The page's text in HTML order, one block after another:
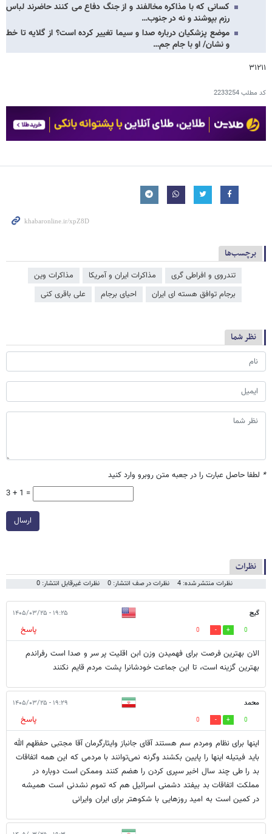
کسانی که با مذاکره مخالفند و از جنگ دفاع می کنند حاضرند لباس
رزم بپوشند و نه در جنوب…
موضع پزشکیان درباره صدا و سیما تغییر کرده است؟ از گلایه تا خط
و نشان/ او با جام جم…
۳۱۲۱۱
کد مطلب2233254
برچسب‌ها
تندروی و افراطی گری مذاکرات ایران و آمریکا
مذاکرات وین
برجام توافق هسته ای ایران
احیای برجام علی باقری کنی
نظر شما
* لطفا حاصل عبارت را در جعبه متن روبرو وارد کنید
3 + 1 =
ارسال
نظرات
نظرات منتشر شده: 4 نظرات در صف انتشار: 0 نظرات غیرقابل انتشار: 0
گیج ۱۹:۲۵ - ۱۴۰۵/۰۳/۲۵
0
0
پاسخ
الان بهترین فرصت برای فهمیدن وزن ابن اقلیت پر سر و صدا است رفراندم
بهترین گزینه است، تا این جماعت خودشانرا پشت مردم قایم نکنند
محمد ۱۹:۲۹ - ۱۴۰۵/۰۳/۲۵
0
0
پاسخ
اینها برای نظام ومردم سم هستند آقای جانباز وایثارگرمان آقا مجتبی حفظهم الله
باید فیتیله اینها را پایین بکشند وگرنه نمی‌توانند با مردمی که این همه اتفاقات
بد را طی چند سال اخیر سپری کردن را هضم کنند وممکن است دوباره در
مملکت اتفاقات بد بیفتد دشمنی اسرائیل هم که تموم نشدنی است همیشه
در کمین است به امید روزهایی با شکوهتر برای ایران وایرانی